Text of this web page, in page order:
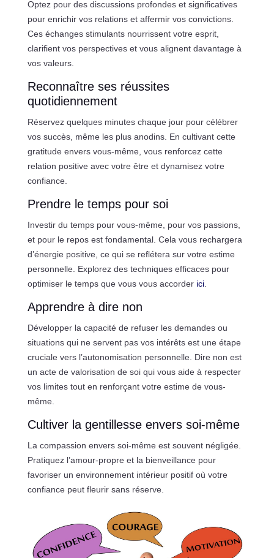
Optez pour des discussions profondes et significatives
pour enrichir vos relations et affermir vos convictions.
Ces échanges stimulants nourrissent votre esprit,
clarifient vos perspectives et vous alignent davantage à
vos valeurs.
Reconnaître ses réussites
quotidiennement
Réservez quelques minutes chaque jour pour célébrer
vos succès, même les plus anodins. En cultivant cette
gratitude envers vous-même, vous renforcez cette
relation positive avec votre être et dynamisez votre
confiance.
Prendre le temps pour soi
Investir du temps pour vous-même, pour vos passions,
et pour le repos est fondamental. Cela vous rechargera
d’énergie positive, ce qui se reflétera sur votre estime
personnelle. Explorez des techniques efficaces pour
optimiser le temps que vous vous accorder ici.
Apprendre à dire non
Développer la capacité de refuser les demandes ou
situations qui ne servent pas vos intérêts est une étape
cruciale vers l’autonomisation personnelle. Dire non est
un acte de valorisation de soi qui vous aide à respecter
vos limites tout en renforçant votre estime de vous-
même.
Cultiver la gentillesse envers soi-même
La compassion envers soi-même est souvent négligée.
Pratiquez l’amour-propre et la bienveillance pour
favoriser un environnement intérieur positif où votre
confiance peut fleurir sans réserve.